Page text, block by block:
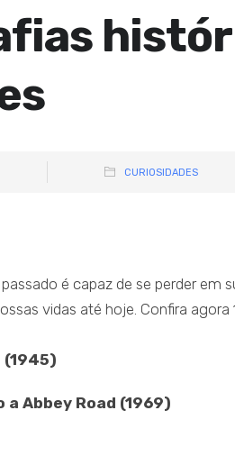
CURIOSIDADES
é capaz de se perder em
vidas até hoje. Confira
(1945)
Abbey Road (1969)